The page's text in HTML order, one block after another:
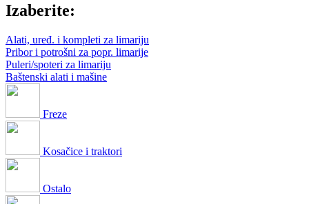
Izaberite:
Alati, uređ. i kompleti za limariju
Pribor i potrošni za popr. limarije
Puleri/spoteri za limariju
Baštenski alati i mašine
Freze
Kosačice i traktori
Ostalo